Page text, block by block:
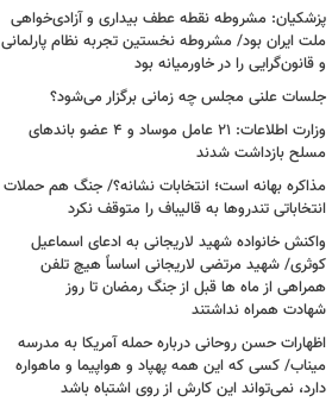
پزشکیان: مشروطه نقطه عطف بیداری و آزادی‌خواهی
ملت ایران بود/ مشروطه نخستین تجربه نظام پارلمانی
و قانون‌گرایی را در خاورمیانه بود
جلسات علنی مجلس چه زمانی برگزار می‌شود؟
وزارت اطلاعات: ۲۱ عامل موساد و ۴ عضو باندهای
مسلح بازداشت شدند
مذاکره بهانه است؛ انتخابات نشانه؟/ جنگ هم حملات
انتخاباتی تندروها به قالیباف را متوقف نکرد
واکنش خانواده شهید لاریجانی به ادعای اسماعیل
کوثری/ شهید مرتضی لاریجانی اساساً هیچ تلفن
همراهی از ماه ها قبل از جنگ رمضان تا روز
شهادت همراه نداشتند
اظهارات حسن روحانی درباره حمله آمریکا به مدرسه
میناب/ کسی که این همه پهپاد و هواپیما و ماهواره
دارد، نمی‌تواند این کارش از روی اشتباه باشد